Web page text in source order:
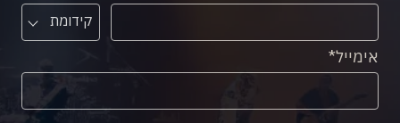
קידומת
אימייל